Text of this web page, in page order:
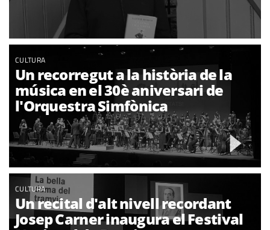
CULTURA
Un recorregut a la història de la
música en el 30è aniversari de
l'Orquestra Simfònica
CULTURA
Un recital d'alt nivell recordant
Josep Carner inaugura el Festival